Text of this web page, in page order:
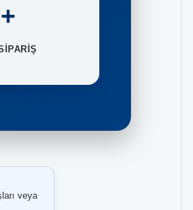
veya